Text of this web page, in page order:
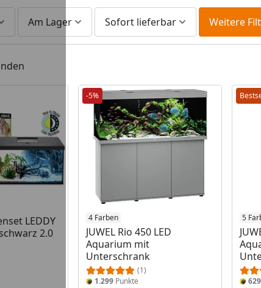
Am Lager Sofort lieferbar Weitere
LEDDY
2.0
-5%
4 Farben
JUWEL Rio 450 LED
Aquarium mit
Unterschrank
(1)
1.299 Punkte
5
629